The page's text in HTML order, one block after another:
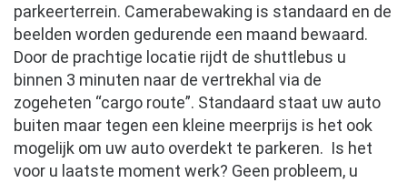
parkeerterrein. Camerabewaking is standaard en de
beelden worden gedurende een maand bewaard.
Door de prachtige locatie rijdt de shuttlebus u
binnen 3 minuten naar de vertrekhal via de
zogeheten “cargo route”. Standaard staat uw auto
buiten maar tegen een kleine meerprijs is het ook
mogelijk om uw auto overdekt te parkeren. Is het
voor u laatste moment werk? Geen probleem, u